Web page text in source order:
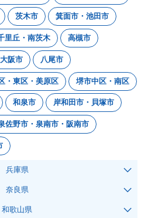
茨木市 箕面市・池田市
里丘・南茨木 高槻市
阪市 八尾市
・東区・美原区 堺市中区・南区
和泉市 岸和田市・貝塚市
佐野市・泉南市・阪南市
兵庫県
奈良県
和歌山県